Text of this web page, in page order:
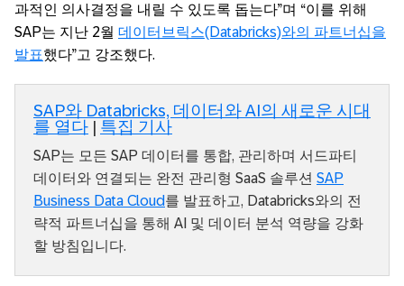
과적인 의사결정을 내릴 수 있도록 돕는다”며 “이를 위해
SAP는 지난 2월 데이터브릭스(Databricks)와의 파트너십을
발표했다”고 강조했다.
SAP와 Databricks, 데이터와 AI의 새로운 시대
를 열다 | 특집 기사
SAP는 모든 SAP 데이터를 통합, 관리하며 서드파티
데이터와 연결되는 완전 관리형 SaaS 솔루션 SAP
Business Data Cloud를 발표하고, Databricks와의 전
략적 파트너십을 통해 AI 및 데이터 분석 역량을 강화
할 방침입니다.